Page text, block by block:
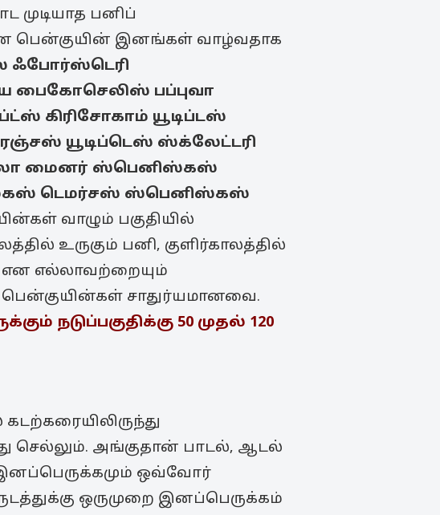
முடியாத பனிப்
பென்குயின் இனங்கள் வாழ்வதாக
பைகோசெலிஸ் பப்புவா
கிரிசோகாம் யூடிப்டஸ்
யூடிப்டெஸ் ஸ்க்லேட்டரி
மைனர் ஸ்பெனிஸ்கஸ்
டெமர்சஸ் ஸ்பெனிஸ்கஸ்
வாழும் பகுதியில்
உருகும் பனி, குளிர்காலத்தில்
என எல்லாவற்றையும்
சாதுர்யமானவை.
நடுப்பகுதிக்கு 50 முதல் 120
செல்லும். அங்குதான் பாடல், ஆடல்
ஒவ்வோர்
ஒருமுறை இனப்பெருக்கம்